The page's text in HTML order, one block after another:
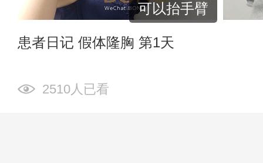
可以抬手臂
患者日记 假体隆胸 第1天
2510人已看